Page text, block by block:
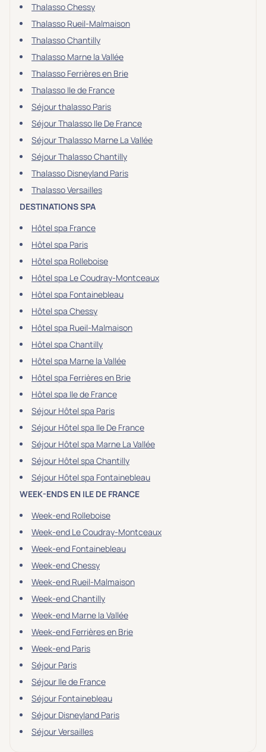
Thalasso Chessy
Thalasso Rueil-Malmaison
Thalasso Chantilly
Thalasso Marne la Vallée
Thalasso Ferrières en Brie
Thalasso Ile de France
Séjour thalasso Paris
Séjour Thalasso Ile De France
Séjour Thalasso Marne La Vallée
Séjour Thalasso Chantilly
Thalasso Disneyland Paris
Thalasso Versailles
DESTINATIONS SPA
Hôtel spa France
Hôtel spa Paris
Hôtel spa Rolleboise
Hôtel spa Le Coudray-Montceaux
Hôtel spa Fontainebleau
Hôtel spa Chessy
Hôtel spa Rueil-Malmaison
Hôtel spa Chantilly
Hôtel spa Marne la Vallée
Hôtel spa Ferrières en Brie
Hôtel spa Ile de France
Séjour Hôtel spa Paris
Séjour Hôtel spa Ile De France
Séjour Hôtel spa Marne La Vallée
Séjour Hôtel spa Chantilly
Séjour Hôtel spa Fontainebleau
WEEK-ENDS EN ILE DE FRANCE
Week-end Rolleboise
Week-end Le Coudray-Montceaux
Week-end Fontainebleau
Week-end Chessy
Week-end Rueil-Malmaison
Week-end Chantilly
Week-end Marne la Vallée
Week-end Ferrières en Brie
Week-end Paris
Séjour Paris
Séjour Ile de France
Séjour Fontainebleau
Séjour Disneyland Paris
Séjour Versailles